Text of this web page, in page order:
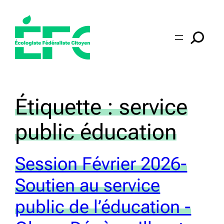
contenu
Étiquette :service
public éducation
Session Février 2026-
Soutien au service
public de l’éducation -